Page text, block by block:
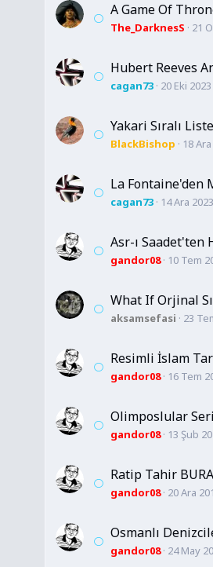
A Game Of
The_DarknesS 21
Hubert Reeves
cagan73 20 Eki 2023
Yakari Sıralı Liste
BlackBishop 18
La Fontaine'den
cagan73 14 Ara 2023
Asr-ı Saadet'ten
gandor08 10 Tem
What If Orjinal
aksamsefasi 23
Resimli İslam
gandor08 16 Tem
Olimposlular
gandor08 13 Şub
Ratip Tahir
gandor08 20 Ara
Osmanlı
gandor08 24 May